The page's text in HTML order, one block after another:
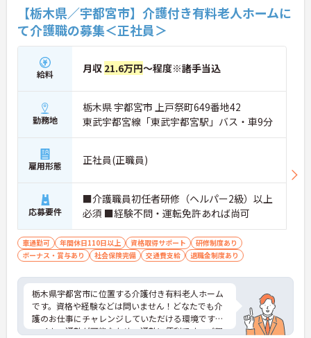
【栃木県／宇都宮市】介護付き有料老人ホームに
て介護職の募集＜正社員＞
給料 月収 21.6万円～程度※諸手当込
勤務地
栃木県 宇都宮市 上戸祭町649番地42
東武宇都宮線「東武宇都宮駅」バス・車9分
雇用形態 正社員(正職員)
応募要件
■介護職員初任者研修（ヘルパー2級）以上
必須 ■経験不問・運転免許あれば尚可
車通勤可 年間休日110日以上 資格取得サポート
研修制度あり
ボーナス・賞与あり
社会保険完備 交通費支給 退職金制度あり
栃木県宇都宮市に位置する介護付き有料老人ホーム
です。資格や経験などは問いません！どなたでも介
護のお仕事にチャレンジしていただける環境です。
マイカー通勤が可能なため、通勤に便利です。ご興